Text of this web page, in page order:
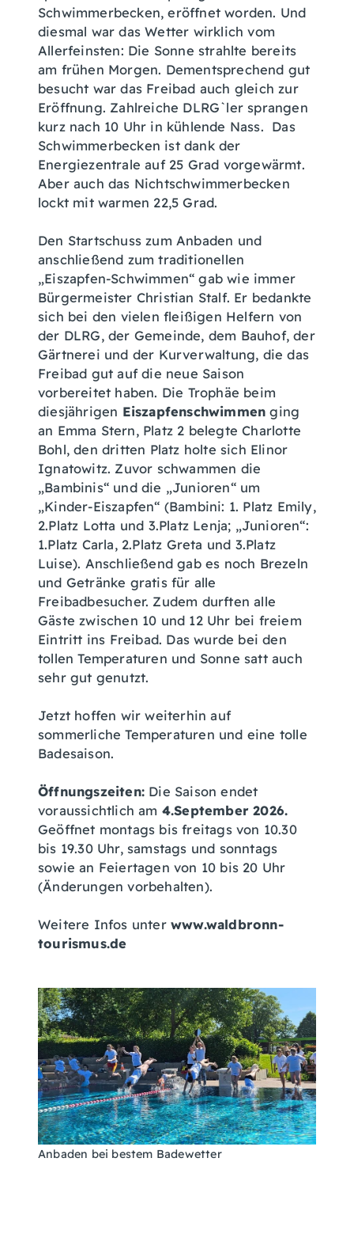
Schwimmerbecken, eröffnet worden. Und
diesmal war das Wetter wirklich vom
Allerfeinsten: Die Sonne strahlte bereits
am frühen Morgen. Dementsprechend gut
besucht war das Freibad auch gleich zur
Eröffnung. Zahlreiche DLRG`ler sprangen
kurz nach 10 Uhr in kühlende Nass. Das
Schwimmerbecken ist dank der
Energiezentrale auf 25 Grad vorgewärmt.
Aber auch das Nichtschwimmerbecken
lockt mit warmen 22,5 Grad.
Den Startschuss zum Anbaden und
anschließend zum traditionellen
„Eiszapfen-Schwimmen“ gab wie immer
Bürgermeister Christian Stalf. Er bedankte
sich bei den vielen fleißigen Helfern von
der DLRG, der Gemeinde, dem Bauhof, der
Gärtnerei und der Kurverwaltung, die das
Freibad gut auf die neue Saison
vorbereitet haben. Die Trophäe beim
diesjährigen Eiszapfenschwimmen ging
an Emma Stern, Platz 2 belegte Charlotte
Bohl, den dritten Platz holte sich Elinor
Ignatowitz. Zuvor schwammen die
„Bambinis“ und die „Junioren“ um
„Kinder-Eiszapfen“ (Bambini: 1. Platz Emily,
2.Platz Lotta und 3.Platz Lenja; „Junioren“:
1.Platz Carla, 2.Platz Greta und 3.Platz
Luise). Anschließend gab es noch Brezeln
und Getränke gratis für alle
Freibadbesucher. Zudem durften alle
Gäste zwischen 10 und 12 Uhr bei freiem
Eintritt ins Freibad. Das wurde bei den
tollen Temperaturen und Sonne satt auch
sehr gut genutzt.
Jetzt hoffen wir weiterhin auf
sommerliche Temperaturen und eine tolle
Badesaison.
Öffnungszeiten: Die Saison endet
voraussichtlich am 4.September 2026.
Geöffnet montags bis freitags von 10.30
bis 19.30 Uhr, samstags und sonntags
sowie an Feiertagen von 10 bis 20 Uhr
(Änderungen vorbehalten).
Weitere Infos unter www.waldbronn-
tourismus.de
Anbaden bei bestem Badewetter